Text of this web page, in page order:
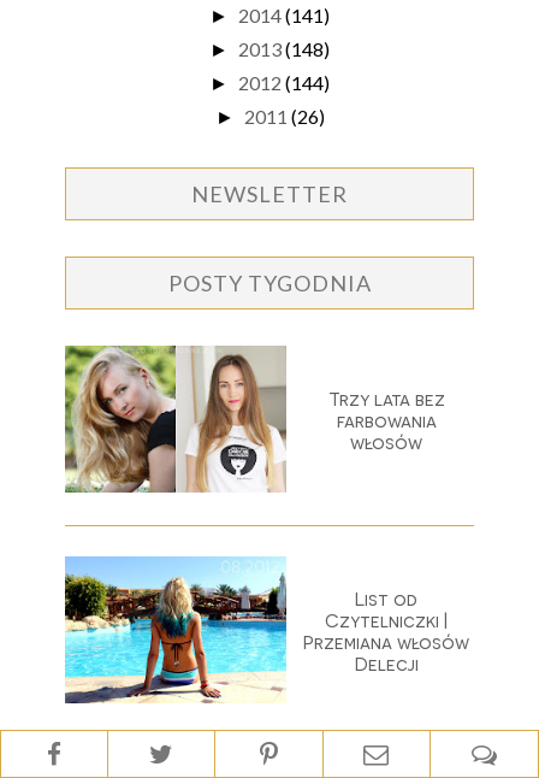
► 2014(141)
► 2013(148)
► 2012 (144)
► 2011 (26)
NEWSLETTER
POSTY TYGODNIA
Trzy lata bez
farbowania
włosów
List od
Czytelniczki |
Przemiana włosów
Delecji